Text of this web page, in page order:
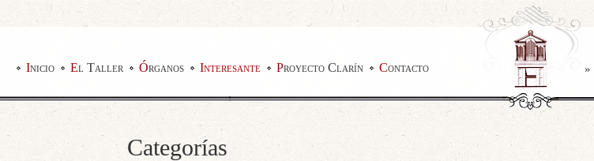
Inicio El Taller Órganos Interesante Proyecto Clarín Contacto »
Categorías